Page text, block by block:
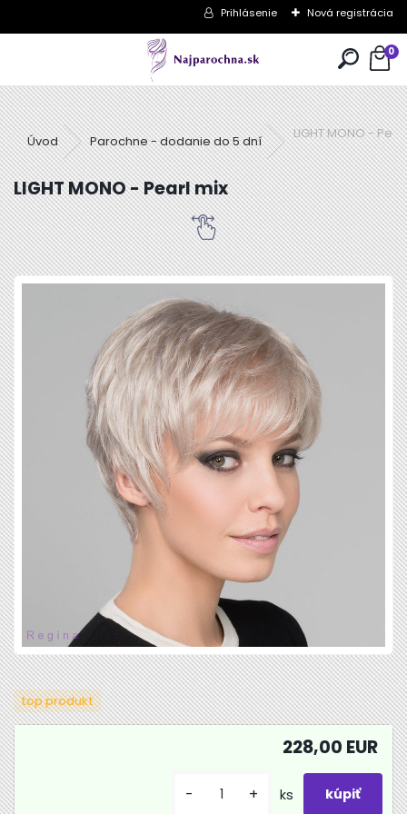
Prihlásenie Nová registrácia
0
Úvod Parochne - dodanie do 5 dní
LIGHT MONO -
LIGHT MONO - Pearl mix
top produkt
228,00 EUR
- + ks